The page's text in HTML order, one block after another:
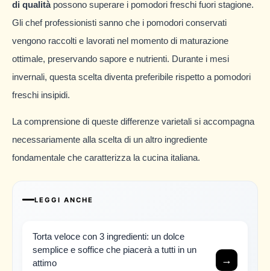
di qualitàpossono superare i pomodori freschi fuori stagione.
Gli chef professionisti sanno che i pomodori conservati
vengono raccolti e lavorati nel momento di maturazione
ottimale, preservando sapore e nutrienti. Durante i mesi
invernali, questa scelta diventa preferibile rispetto a pomodori
freschi insipidi.
La comprensione di queste differenze varietali si accompagna
necessariamente alla scelta di un altro ingrediente
fondamentale che caratterizza la cucina italiana.
LEGGI ANCHE
Torta veloce con 3 ingredienti: un dolce
semplice e soffice che piacerà a tutti in un
attimo
→